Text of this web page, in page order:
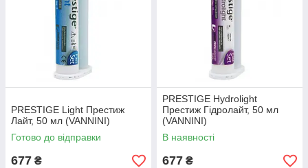
Оплатити
Безготівкова форма оплати – за реквізитами
компанії, переведення на картку, готівка –
кур'єру.
PRESTIGE Light Престиж
Лайт, 50 мл (VANNINI)
Готово до відправки
677 ₴
PRESTIGE Hydrolight
Престиж Гідролайт, 50 мл
(VANNINI)
В наявності
677 ₴